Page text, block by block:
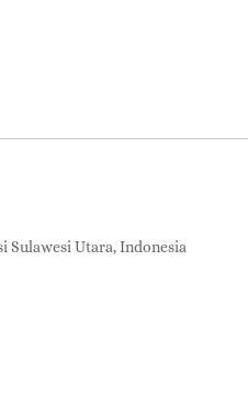
Sulawesi Utara, Indonesia